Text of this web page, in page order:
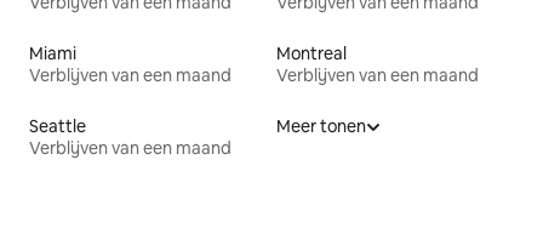
Miami
Verblijven van een maand
Montreal
Verblijven van een maand
Seattle
Verblijven van een maand
Meer tonen